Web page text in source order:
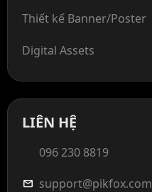
Thiết kế Banner/Poster
Digital Assets
LIÊN HỆ
096 230 8819
mail support@pikfox.com